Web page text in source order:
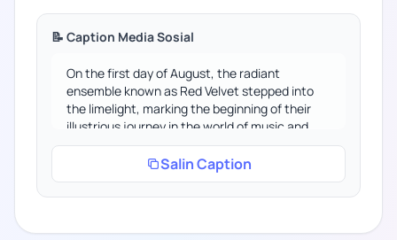
📝 Caption Media Sosial
Salin Caption